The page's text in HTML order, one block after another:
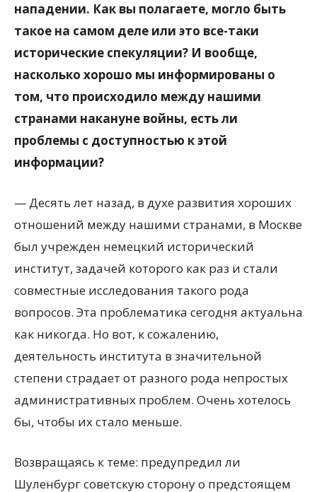
нападении. Как вы полагаете, могло быть
такое на самом деле или это все-таки
исторические спекуляции? И вообще,
насколько хорошо мы информированы о
том, что происходило между нашими
странами накануне войны, есть ли
проблемы с доступностью к этой
информации?
— Десять лет назад, в духе развития хороших
отношений между нашими странами, в Москве
был учрежден немецкий исторический
институт, задачей которого как раз и стали
совместные исследования такого рода
вопросов. Эта проблематика сегодня актуальна
как никогда. Но вот, к сожалению,
деятельность института в значительной
степени страдает от разного рода непростых
административных проблем. Очень хотелось
бы, чтобы их стало меньше.
Возвращаясь к теме: предупредил ли
Шуленбург советскую сторону о предстоящем